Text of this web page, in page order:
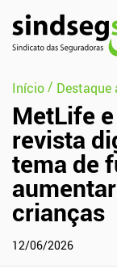
Pular Navegação (s)
Início/ Destaque
MetLife
revista
tema de
crianças
12/06/2026